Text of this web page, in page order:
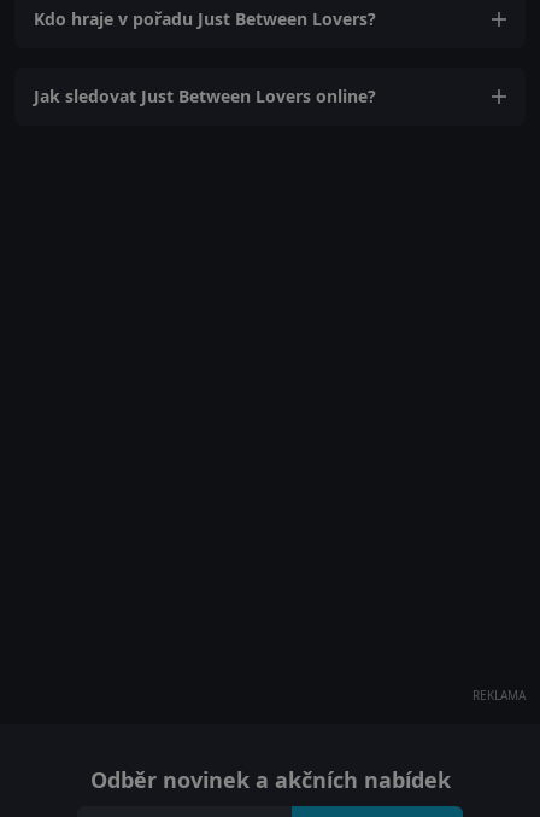
Kdo hraje v pořadu Just Between Lovers?
Jak sledovat Just Between Lovers online?
REKLAMA
Odběr novinek a akčních nabídek